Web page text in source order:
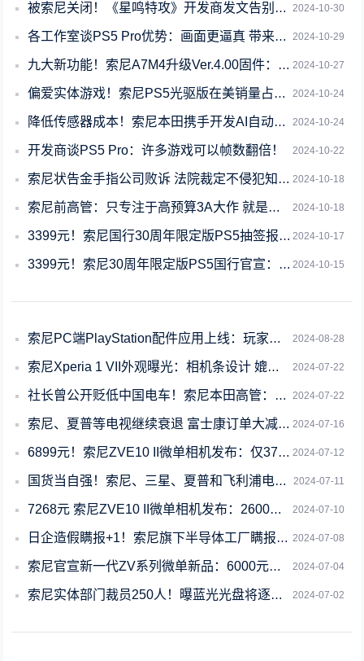
2024-10-30
被索尼关闭！《星鸣特攻》开发商发文告别：我们的团队很优秀
2024-10-29
各工作室谈PS5 Pro优势：画面更逼真 带来顶尖沉浸感
2024-10-27
九大新功能！索尼A7M4升级Ver.4.00固件：传输史诗级增强
2024-10-24
偏爱实体游戏！索尼PS5光驱版在美销量占八成
2024-10-24
降低传感器成本！索尼本田携手开发AI自动驾驶技术
2024-10-22
开发商谈PS5 Pro：许多游戏可以帧数翻倍！
2024-10-18
索尼状告金手指公司败诉 法院裁定不侵犯知识产权
2024-10-18
索尼前高管：只专注于高预算3A大作 就是在自寻死路
2024-10-17
3399元！索尼国行30周年限定版PS5抽签报名：北京1.7万人疯抢180台
2024-10-15
3399元！索尼30周年限定版PS5国行官宣：10月17日上架 限量抽买
2024-08-28
索尼PC端PlayStation配件应用上线：玩家可自定义DualSense E
2024-07-22
索尼Xperia 1 VII外观曝光：相机条设计 媲美Google Pixel
2024-07-22
社长曾公开贬低中国电车！索尼本田高管：不创新只能成跟随者
2024-07-16
索尼、夏普等电视继续衰退 富士康订单大减：专业代工厂仅排第8
2024-07-12
6899元！索尼ZVE10 II微单相机发布：仅377克小巧轻便
2024-07-11
国货当自强！索尼、三星、夏普和飞利浦电视在中国市场衰败 快没人买了
2024-07-10
7268元 索尼ZVE10 II微单相机发布：2600万像素
2024-07-08
日企造假瞒报+1！索尼旗下半导体工厂瞒报有害物质排放
2024-07-04
索尼官宣新一代ZV系列微单新品：6000元就给4K/120p
2024-07-02
索尼实体部门裁员250人！曝蓝光光盘将逐步停产